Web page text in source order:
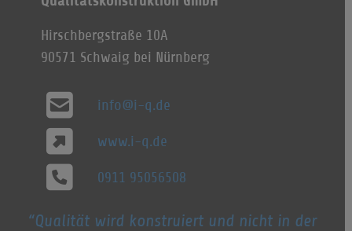
Hirschbergstraße 10A
90571 Schwaig bei Nürnberg
info@i-q.de
www.i-q.de
0911 95056508
Qualität wird konstruiert und nicht in der